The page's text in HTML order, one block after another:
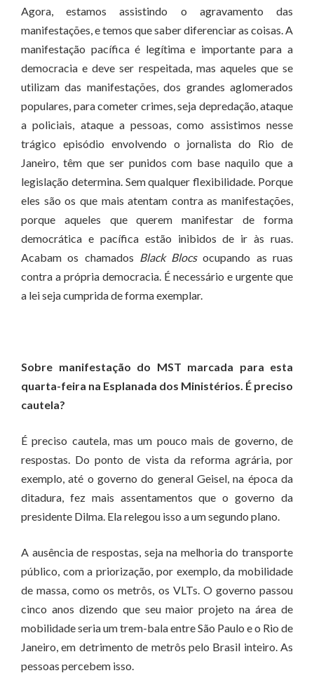
Agora, estamos assistindo o agravamento das
manifestações, e temos que saber diferenciar as coisas. A
manifestação pacífica é legítima e importante para a
democracia e deve ser respeitada, mas aqueles que se
utilizam das manifestações, dos grandes aglomerados
populares, para cometer crimes, seja depredação, ataque
a policiais, ataque a pessoas, como assistimos nesse
trágico episódio envolvendo o jornalista do Rio de
Janeiro, têm que ser punidos com base naquilo que a
legislação determina. Sem qualquer flexibilidade. Porque
eles são os que mais atentam contra as manifestações,
porque aqueles que querem manifestar de forma
democrática e pacífica estão inibidos de ir às ruas.
Acabam os chamados Black Blocsocupando as ruas
contra a própria democracia. É necessário e urgente que
a lei seja cumprida de forma exemplar.
Sobre manifestação do MST marcada para esta
quarta-feira na Esplanada dos Ministérios. É preciso
cautela?
É preciso cautela, mas um pouco mais de governo, de
respostas. Do ponto de vista da reforma agrária, por
exemplo, até o governo do general Geisel, na época da
ditadura, fez mais assentamentos que o governo da
presidente Dilma. Ela relegou isso a um segundo plano.
A ausência de respostas, seja na melhoria do transporte
público, com a priorização, por exemplo, da mobilidade
de massa, como os metrôs, os VLTs. O governo passou
cinco anos dizendo que seu maior projeto na área de
mobilidade seria um trem-bala entre São Paulo e o Rio de
Janeiro, em detrimento de metrôs pelo Brasil inteiro. As
pessoas percebem isso.